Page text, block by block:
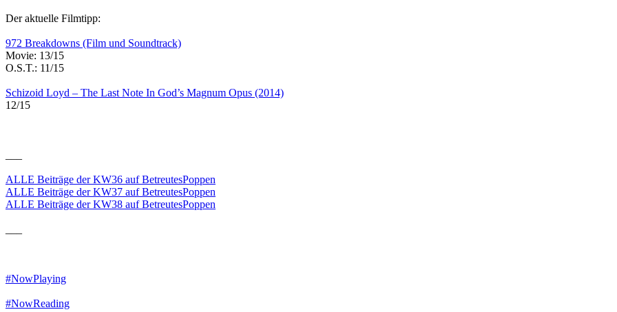
Der aktuelle Filmtipp:
972 Breakdowns (Film und Soundtrack)
Movie: 13/15
O.S.T.: 11/15
Schizoid Loyd – The Last Note In God’s Magnum Opus (2014)
12/15
ALLE Beiträge der KW36 auf BetreutesPoppen
ALLE Beiträge der KW37 auf BetreutesPoppen
ALLE Beiträge der KW38 auf BetreutesPoppen
#NowPlaying
#NowReading